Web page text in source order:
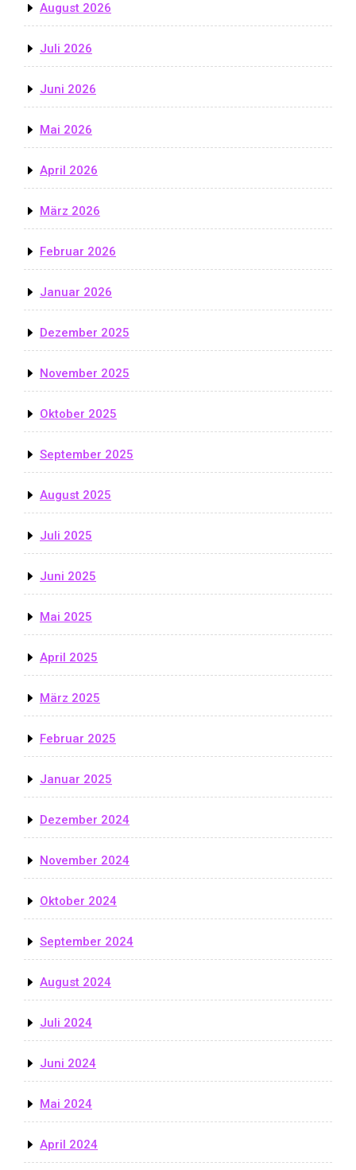
August 2026
Juli 2026
Juni 2026
Mai 2026
April 2026
März 2026
Februar 2026
Januar 2026
Dezember 2025
November 2025
Oktober 2025
September 2025
August 2025
Juli 2025
Juni 2025
Mai 2025
April 2025
März 2025
Februar 2025
Januar 2025
Dezember 2024
November 2024
Oktober 2024
September 2024
August 2024
Juli 2024
Juni 2024
Mai 2024
April 2024